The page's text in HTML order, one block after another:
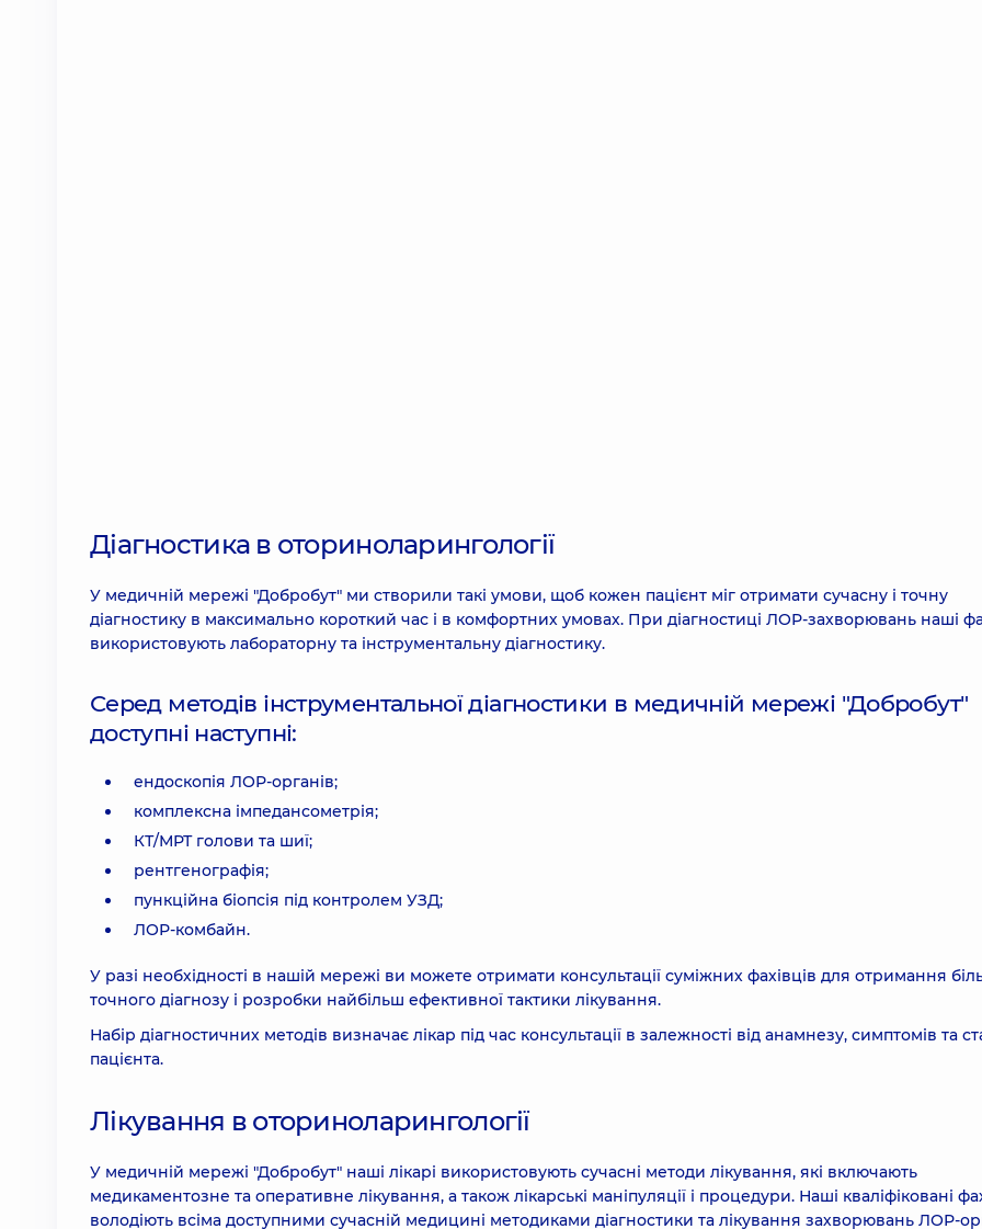
Діагностика в оториноларингології
У медичній мережі "Добробут" ми створили такі умови, щоб кожен пацієнт міг отримати сучасну і точну
діагностику в максимально короткий час і в комфортних умовах. При діагностиці ЛОР-захворювань наші
використовують лабораторну та інструментальну діагностику.
Серед методів інструментальної діагностики в медичній мережі "Добробут"
доступні наступні:
ендоскопія ЛОР-органів;
комплексна імпедансометрія;
КТ/МРТ голови та шиї;
рентгенографія;
пункційна біопсія під контролем УЗД;
ЛОР-комбайн.
У разі необхідності в нашій мережі ви можете отримати консультації суміжних фахівців для отримання
точного діагнозу і розробки найбільш ефективної тактики лікування.
Набір діагностичних методів визначає лікар під час консультації в залежності від анамнезу, симптомів та
пацієнта.
Лікування в оториноларингології
У медичній мережі "Добробут" наші лікарі використовують сучасні методи лікування, які включають
медикаментозне та оперативне лікування, а також лікарські маніпуляції і процедури. Наші кваліфіковані
володіють всіма доступними сучасній медицині методиками діагностики та лікування захворювань ЛОР-